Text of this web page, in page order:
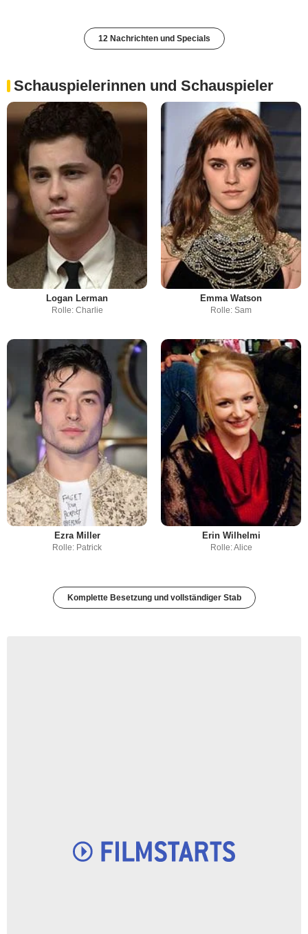
12 Nachrichten und Specials
Schauspielerinnen und Schauspieler
Logan Lerman
Rolle: Charlie
Emma Watson
Rolle: Sam
Ezra Miller
Rolle: Patrick
Erin Wilhelmi
Rolle: Alice
Komplette Besetzung und vollständiger Stab